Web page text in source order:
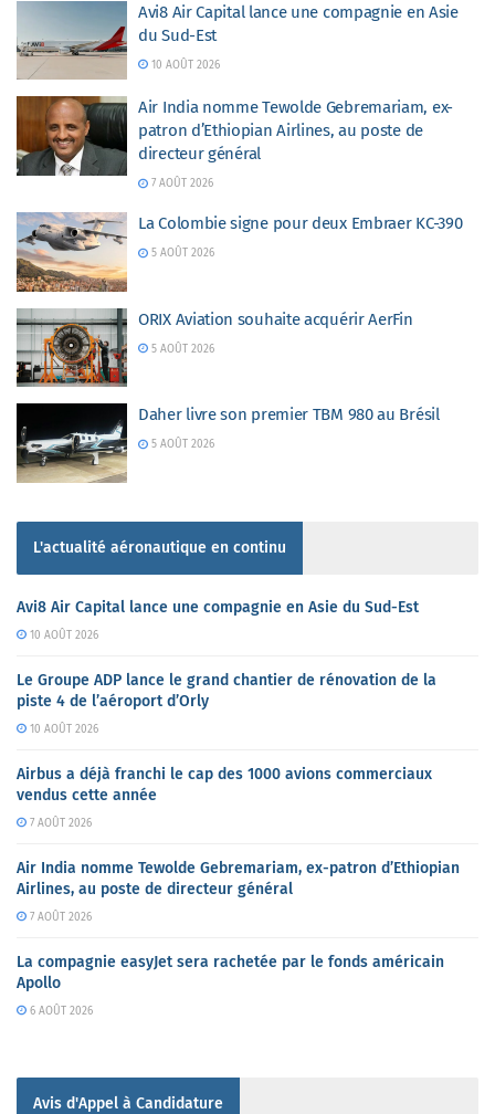
Avi8 Air Capital lance une compagnie en Asie
du Sud-Est
10 AOÛT 2026
Air India nomme Tewolde Gebremariam, ex-
patron d’Ethiopian Airlines, au poste de
directeur général
7 AOÛT 2026
La Colombie signe pour deux Embraer KC-390
5 AOÛT 2026
ORIX Aviation souhaite acquérir AerFin
5 AOÛT 2026
Daher livre son premier TBM 980 au Brésil
5 AOÛT 2026
L'actualité aéronautique en continu
Avi8 Air Capital lance une compagnie en Asie du Sud-Est
10 AOÛT 2026
Le Groupe ADP lance le grand chantier de rénovation de la
piste 4 de l’aéroport d’Orly
10 AOÛT 2026
Airbus a déjà franchi le cap des 1000 avions commerciaux
vendus cette année
7 AOÛT 2026
Air India nomme Tewolde Gebremariam, ex-patron d’Ethiopian
Airlines, au poste de directeur général
7 AOÛT 2026
La compagnie easyJet sera rachetée par le fonds américain
Apollo
6 AOÛT 2026
Avis d'Appel à Candidature